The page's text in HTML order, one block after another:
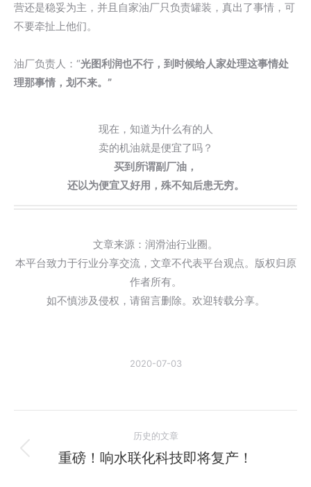
营还是稳妥为主，并且自家油厂只负责罐装，真出了事情，可
不要牵扯上他们。
油厂负责人：“光图利润也不行，到时候给人家处理这事情处
理那事情，划不来。 ”
现在，知道为什么有的人
卖的机油就是便宜了吗？
买到所谓副厂油，
还以为便宜又好用，殊不知后患无穷。
文章来源：润滑油行业圈。
本平台致力于行业分享交流，文章不代表平台观点。版权归原
作者所有。
如不慎涉及侵权，请留言删除。欢迎转载分享。
2020-07-03
章
历史的文章
历
重磅！响水联化科技即将复产！